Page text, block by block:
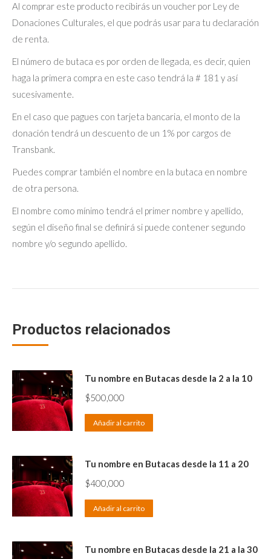
Al comprar este producto recibirás un voucher por Ley de
Donaciones Culturales, el que podrás usar para tu declaración
de renta.
El número de butaca es por orden de llegada, es decir, quien
haga la primera compra en este caso tendrá la # 181 y así
sucesivamente.
En el caso que pagues con tarjeta bancaria, el monto de la
donación tendrá un descuento de un 1% por cargos de
Transbank.
Puedes comprar también el nombre en la butaca en nombre
de otra persona.
El nombre como mínimo tendrá el primer nombre y apellido,
según el diseño final se definirá si puede contener segundo
nombre y/o segundo apellido.
Productos relacionados
Tu nombre en Butacas desde la 2 a la 10
$500,000
Añadir al carrito
Tu nombre en Butacas desde la 11 a 20
$400,000
Añadir al carrito
Tu nombre en Butacas desde la 21 a la 30